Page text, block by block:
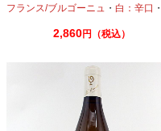
フランス/ブルゴーニュ ・ 白：辛口 ・
2,860円（税込）